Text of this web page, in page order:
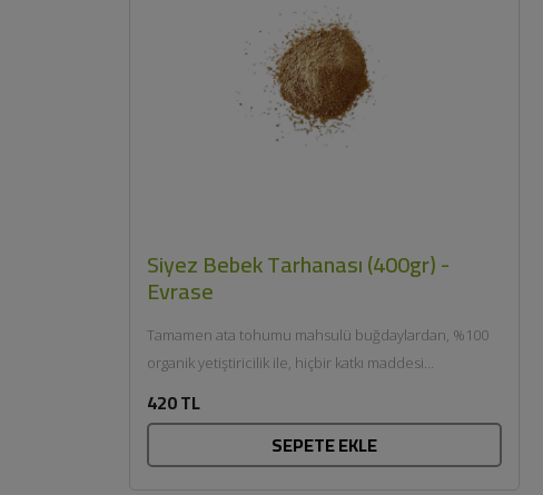
Siyez Bebek Tarhanası (400gr) -
Evrase
Tamamen ata tohumu mahsulü buğdaylardan, %100
organik yetiştiricilik ile, hiçbir katkı maddesi
420 TL
SEPETE EKLE